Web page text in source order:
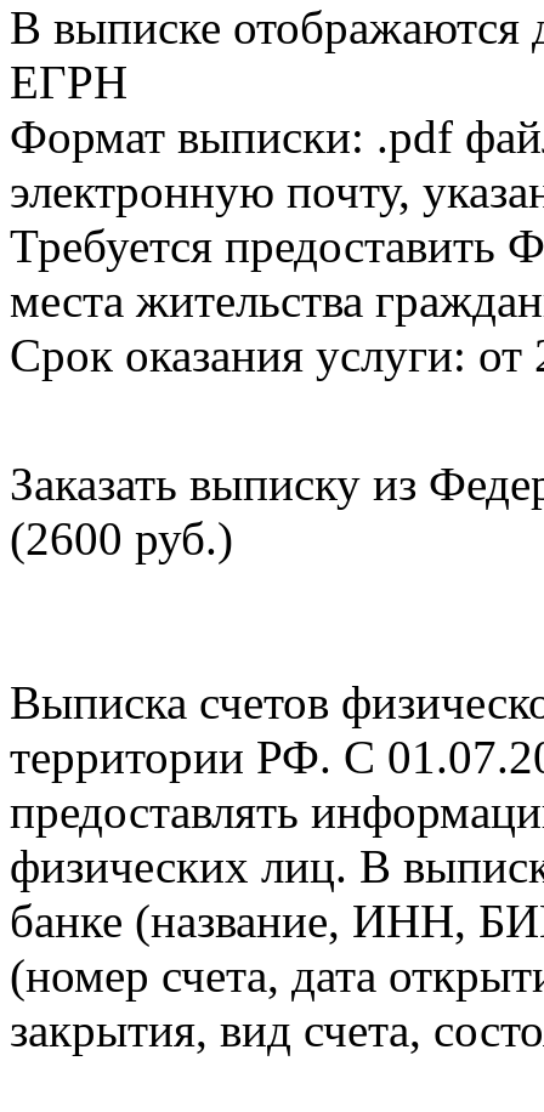
В выписке
ЕГРН
Формат выписки: .pdf
электронную почту,
Требуется
места жительства
Срок оказания услуги: от
Заказать выписку из
(2600 руб.)
Выписка счетов
территории РФ. С
предоставлять
физических лиц. В
банке (название, ИНН,
(номер счета, дата
закрытия, вид счета,